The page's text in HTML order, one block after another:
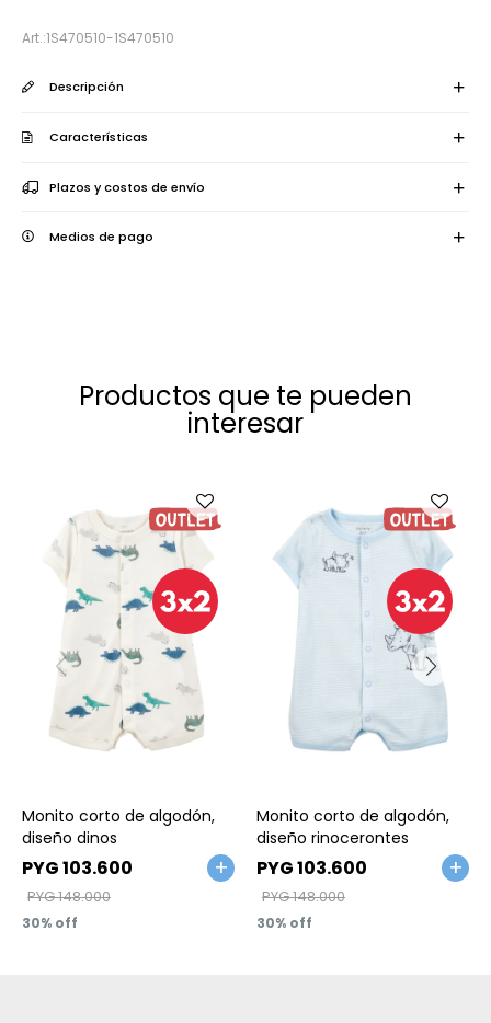
1S470510-1S470510
Descripción
Características
Plazos y costos de envío
Medios de pago
Productos que te pueden
interesar
Monito corto de algodón,
diseño dinos
PYG103.600
PYG148.000
30
Monito corto de algodón,
diseño rinocerontes
PYG103.600
PYG148.000
30